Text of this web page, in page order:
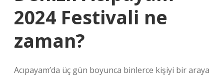
2024 Festivali ne
zaman?
Acıpayam’da üç gün boyunca binlerce kişiyi bir araya